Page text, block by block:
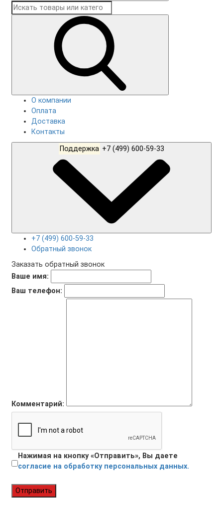
О компании
Оплата
Доставка
Контакты
Поддержка
+7 (499) 600-59-33
Обратный звонок
Заказать обратный звонок
Ваше имя:
Ваш телефон:
Комментарий:
Нажимая на кнопку «Отправить», Вы даете
согласие на обработку персональных данных.
Отправить